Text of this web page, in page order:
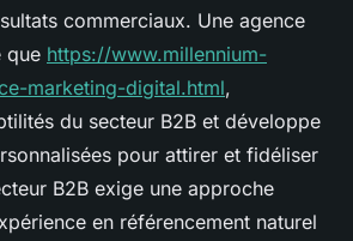
commerciaux. Une agence
que https://www.millennium-
marketing-digital.html,
du secteur B2B et développe
pour attirer et fidéliser
B2B exige une approche
en référencement naturel